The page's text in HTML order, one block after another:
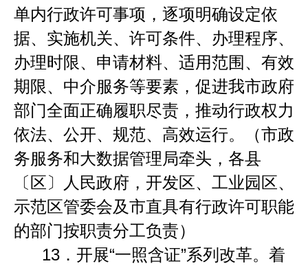
单内行政许可事项，逐项明确设定依
据、实施机关、许可条件、办理程序、
办理时限、申请材料、适用范围、有效
期限、中介服务等要素，促进我市政府
部门全面正确履职尽责，推动行政权力
依法、公开、规范、高效运行。（市政
务服务和大数据管理局牵头，各县
〔区〕人民政府，开发区、工业园区、
示范区管委会及市直具有行政许可职能
的部门按职责分工负责）
13． 开展“一照含证”系列改革。着